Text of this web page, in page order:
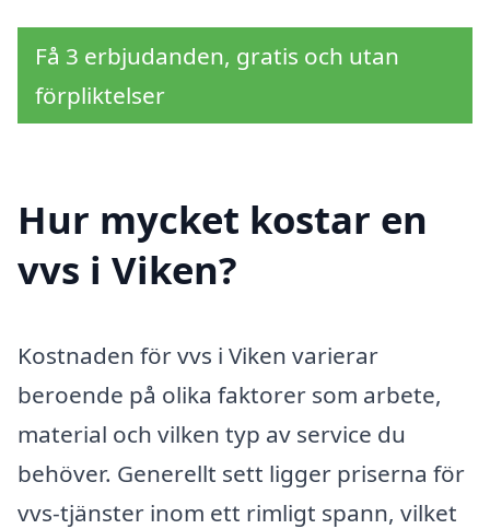
Få 3 erbjudanden, gratis och utan
förpliktelser
Hur mycket kostar en
vvs i Viken?
Kostnaden för vvs i Viken varierar
beroende på olika faktorer som arbete,
material och vilken typ av service du
behöver. Generellt sett ligger priserna för
vvs-tjänster inom ett rimligt spann, vilket